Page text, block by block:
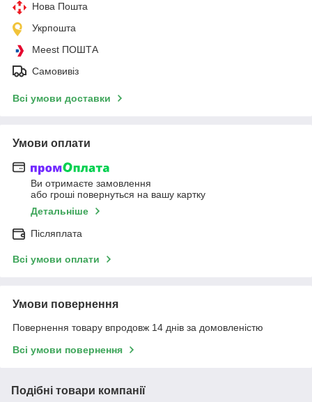
Нова Пошта
Укрпошта
Meest ПОШТА
Самовивіз
Всі умови доставки
Умови оплати
Ви отримаєте замовлення
або гроші повернуться на вашу картку
Детальніше
Післяплата
Всі умови оплати
Умови повернення
Повернення товару впродовж 14 днів за домовленістю
Всі умови повернення
Подібні товари компанії